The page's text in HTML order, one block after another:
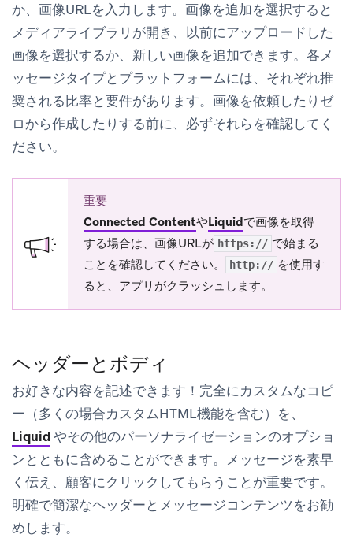
か、画像URLを入力します。 画像を追加を選択すると
メディアライブラリ が開き、以前にアップロードした
画像を選択するか、新しい画像を追加できます。各メ
ッセージタイプとプラットフォームには、それぞれ推
奨される比率と要件があります。画像を依頼したりゼ
ロから作成したりする前に、必ずそれらを確認してく
ださい。
重要
Connected ContentやLiquidで画像を取得
する場合は、画像URLが https:// で始まる
ことを確認してください。
http:// を使用す
ると、アプリがクラッシュします。
ヘッダーとボディ
お好きな内容を記述できます！完全にカスタムなコピ
ー（多くの場合カスタムHTML機能を含む）を、
Liquidやその他のパーソナライゼーションのオプショ
ンとともに含めることができます。メッセージを素早
く伝え、顧客にクリックしてもらうことが重要です。
明確で簡潔なヘッダーとメッセージコンテンツをお勧
めします。